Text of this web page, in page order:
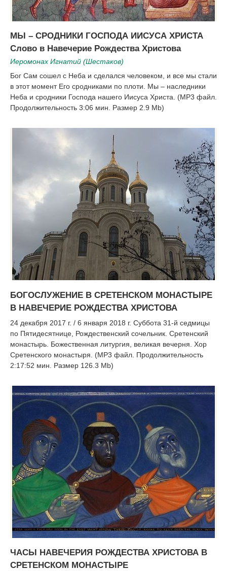
МЫ – СРОДНИКИ ГОСПОДА ИИСУСА ХРИСТА
Слово в Навечерие Рождества Христова
Иеромонах Игнатий (Шестаков)
Бог Сам сошел с Неба и сделался человеком, и все мы стали
в этот момент Его сродниками по плоти. Мы – наследники
Неба и сродники Господа нашего Иисуса Христа. (MP3 файл.
Продолжительность 3:06 мин. Размер 2.9 Mb)
БОГОСЛУЖЕНИЕ В СРЕТЕНСКОМ МОНАСТЫРЕ
В НАВЕЧЕРИЕ РОЖДЕСТВА ХРИСТОВА
24 декабря 2017 г. / 6 января 2018 г. Суббота 31-й седмицы
по Пятидесятнице, Рождественский сочельник. Сретенский
монастырь. Божественная литургия, великая вечерня. Хор
Сретенского монастыря. (MP3 файл. Продолжительность
2:17:52 мин. Размер 126.3 Mb)
ЧАСЫ НАВЕЧЕРИЯ РОЖДЕСТВА ХРИСТОВА В
СРЕТЕНСКОМ МОНАСТЫРЕ